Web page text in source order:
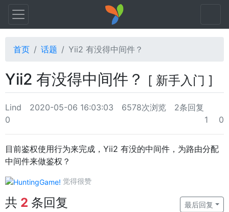
首页 话题 Yii2 有没得中间件？
Yii2 有没得中间件？ [ 新手入门 ]
Lind 2020-05-06 16:03:03 6578次浏览
2条回复
0
1 0
目前鉴权使用行为来完成，Yii2 有没的中间件，为路由分配
中间件来做鉴权？
觉得很赞
共 2 条回复 最后回复